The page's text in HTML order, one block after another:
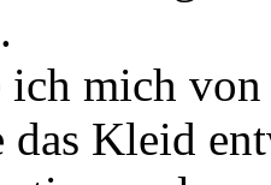
mich
das Kleid